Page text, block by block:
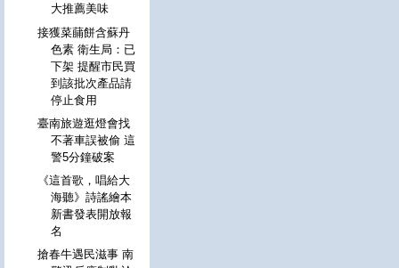
大推薦美味
接獲菜䔕餅含蘇丹
色素 衛生局：已
下架 提醒市民買
到該批次產品請
停止食用
臺南旅遊逛燈會找
不著車誤被偷 這
警5分鐘破案
《這首歌，唱給大
海聽》詩謠繪本
新書發表開放報
名
搶春牛遇民滋事 南